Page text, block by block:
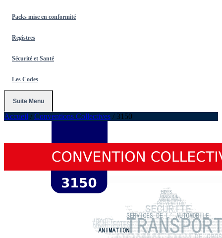
Packs mise en conformité
Registres
Sécurité et Santé
Les Codes
Suite Menu
Accueil / Conventions Collectives / 3150